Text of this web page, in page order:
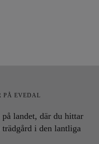
PÅ EVEDAL
landet, där du hittar
i den lantliga